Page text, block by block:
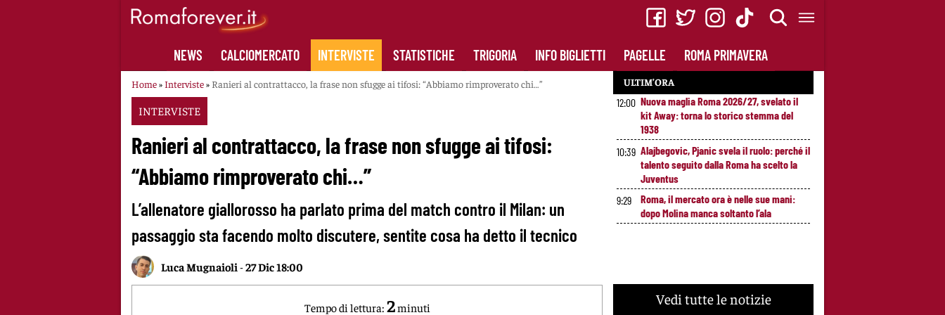
NEWS CALCIOMERCATO INTERVISTE STATISTICHE TRIGORIA INFO BIGLIETTI PAGELLE ROMA PRIMAVERA
Home»Interviste» Ranieri al contrattacco, la frase non sfugge ai tifosi: “Abbiamo rimproverato chi…”
INTERVISTE
Ranieri al contrattacco, la frase non sfugge ai tifosi:
“Abbiamo rimproverato chi…”
L’allenatore giallorosso ha parlato prima del match contro il Milan: un
passaggio sta facendo molto discutere, sentite cosa ha detto il tecnico
Luca Mugnaioli -27 Dic 18:00
Tempo di lettura: 2minuti
ULTIM’ORA
12:00 Nuova maglia Roma 2026/27, svelato il
kit Away: torna lo storico stemma del
1938
10:39 Alajbegovic, Pjanic svela il ruolo: perché il
talento seguito dalla Roma ha scelto la
Juventus
9:29
Roma, il mercato ora è nelle sue mani:
dopo Molina manca soltanto l’ala
Vedi tutte le notizie